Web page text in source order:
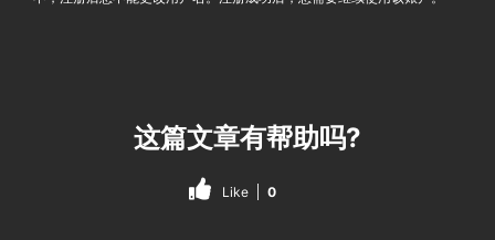
这篇文章有帮助吗?
Like 0